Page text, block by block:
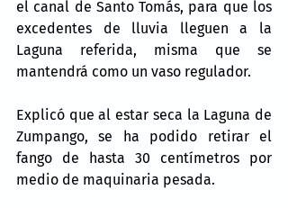
el canal de Santo Tomás, para que los
excedentes de lluvia lleguen a la
Laguna referida, misma que se
mantendrá como un vaso regulador.
Explicó que al estar seca la Laguna de
Zumpango, se ha podido retirar el
fango de hasta 30 centímetros por
medio de maquinaria pesada.